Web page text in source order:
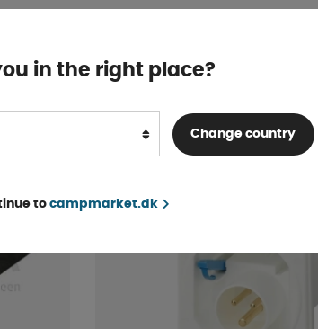
in the right place?
Change country
to campmarket.dk